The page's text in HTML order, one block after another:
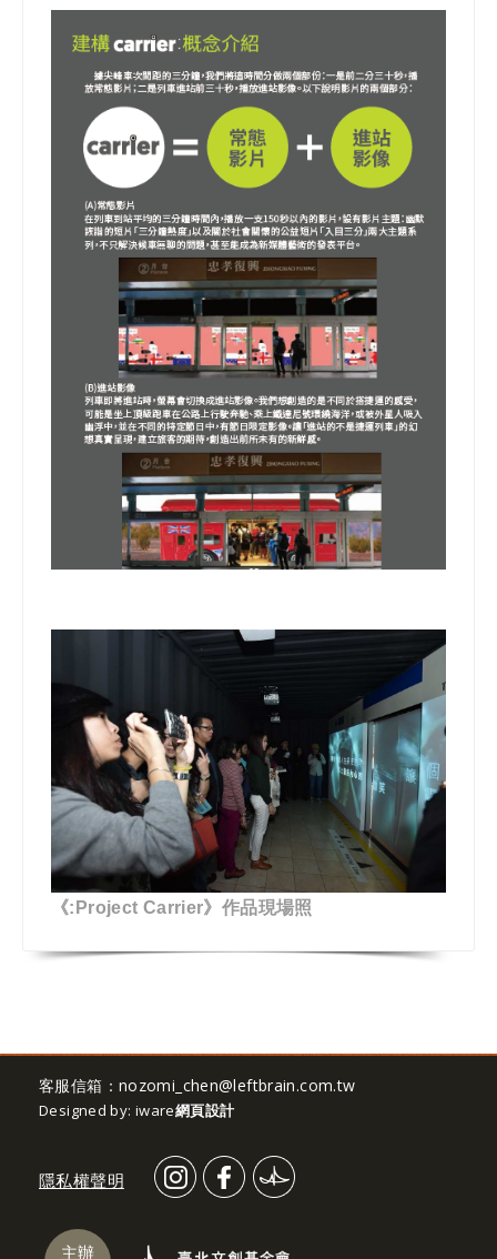
《:Project Carrier》作品現場照
客服信箱： nozomi_chen@leftbrain.com.tw
Designed by: iware網頁設計
隱私權聲明
主辦